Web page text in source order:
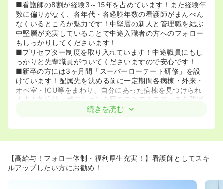
■看護師の8割が経験3～15年を占めています！また経験年
数に偏りがなく、各年代・各経験年数の看護師がまんべん
なくいるところが魅力です！中堅層の新人と管理職を結ぶ
中堅層が充実していることで中途入職者の方へのフォロー
もしっかりしてくださいます！
■プリセプター制度を取り入れています！中途職員にもし
っかりと先輩職員がついてくださいますので安心です！
■新卒の方には3ヶ月間「スーパーローテート研修」を設
けています！配属先を決める前に一定期間各病棟・外来・
オペ室・ICU等をまわり、自分にあった病棟を見つけられ
ます！各病棟・ポジションを回ることでミスマッチを防げ
ございます！院内研修はもちろんのこと、院外研修なども
≪高度医療を提供しています！≫
■整形外科に力を入れています！患者の体に負担の少ない
行なっています！MISとは皮膚、関節包、筋肉への切開を
続きを読む
【高給与！フォロー体制・福利厚生充実！】看護師としてスキ
ルアップしたい方にお勧め！